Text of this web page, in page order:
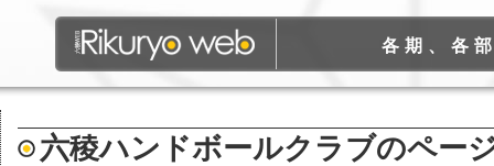
各期、各
六稜ハンドボールクラブのペー